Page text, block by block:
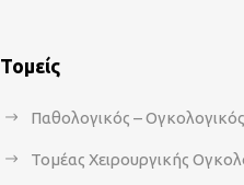
Τομείς
Παθολογικός –
Τομέας Χειρουργικής